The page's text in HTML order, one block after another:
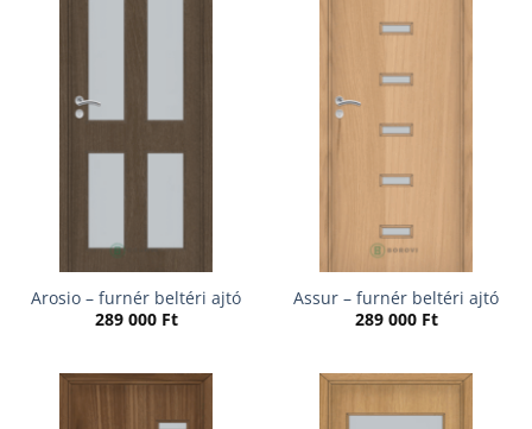
Arosio – furnér beltéri ajtó
289 000 Ft
Assur – furnér beltéri ajtó
289 000 Ft